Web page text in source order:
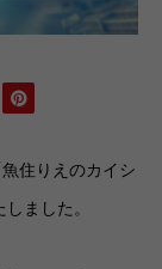
住りえのカイシ
ました。